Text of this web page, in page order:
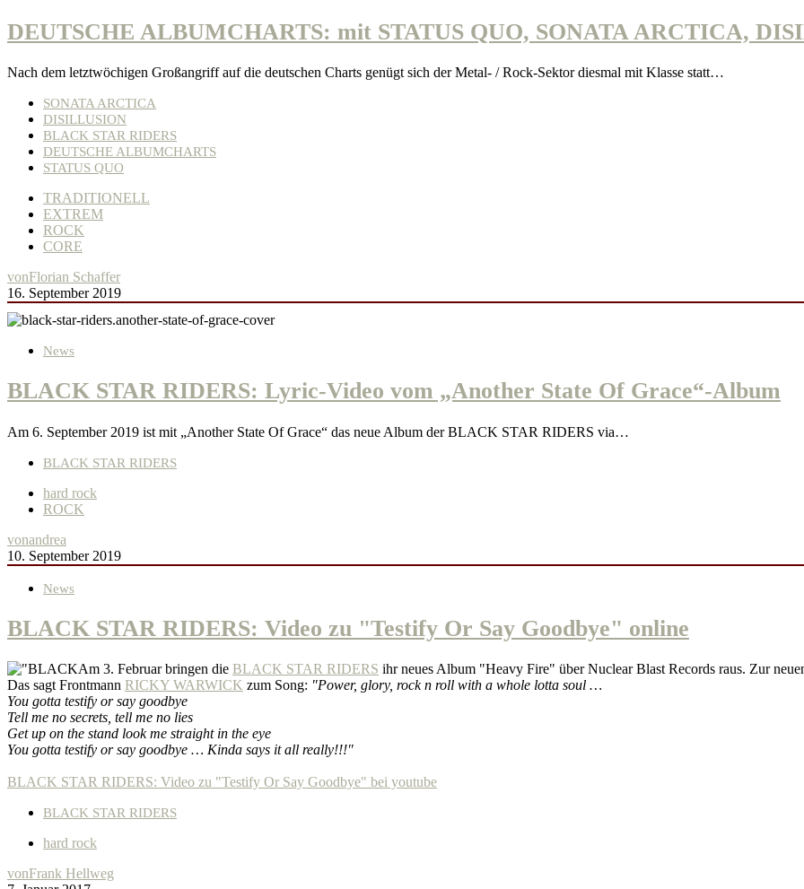
DEUTSCHE ALBUMCHARTS: mit STATUS QUO, SONATA ARCTICA,
Nach dem letztwöchigen Großangriff auf die deutschen Charts genügt sich der Metal- / Rock-Sektor diesmal mit Klasse statt…
SONATA ARCTICA
DISILLUSION
BLACK STAR RIDERS
DEUTSCHE ALBUMCHARTS
STATUS QUO
TRADITIONELL
EXTREM
ROCK
CORE
vonFlorian Schaffer
16. September 2019
News
BLACK STAR RIDERS: Lyric-Video vom „Another State Of Grace“-Album
Am 6. September 2019 ist mit „Another State Of Grace“ das neue Album der BLACK STAR RIDERS via…
BLACK STAR RIDERS
hard rock
ROCK
vonandrea
10. September 2019
News
BLACK STAR RIDERS: Video zu "Testify Or Say Goodbye" online
Am 3. Februar bringen die BLACK STAR RIDERS ihr neues Album "Heavy Fire" über Nuclear Blast Records raus. Zur
Das sagt Frontmann RICKY WARWICK zum Song: "Power, glory, rock n roll with a whole lotta soul …
You gotta testify or say goodbye
Tell me no secrets, tell me no lies
Get up on the stand look me straight in the eye
You gotta testify or say goodbye … Kinda says it all really!!!"
BLACK STAR RIDERS: Video zu "Testify Or Say Goodbye" bei youtube
BLACK STAR RIDERS
hard rock
vonFrank Hellweg